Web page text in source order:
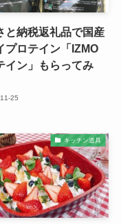
と納税返礼品で国産
プロテイン「IZMO
イン」もらってみ
25
キッチン道具